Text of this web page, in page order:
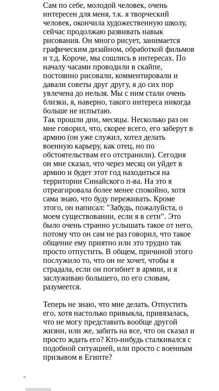
Сам по себе, молодой человек, очень
интересен для меня, т.к. я творческий
человек, окончила художественную школу,
сейчас продолжаю развивать навык
рисования. Он много рисует, занимается
графическим дизайном, обработкой фильмов
и т.д. Короче, мы сошлись в интересах. По
началу часами проводили в скайпе,
постоянно рисовали, комментировали и
давали советы друг другу, я до сих пор
увлечена до нельзя. Мы с ним стали очень
близки, я, наверно, такого интереса никогда
больше не испытаю.
Так прошли дни, месяцы. Несколько раз он
мне говорил, что, скорее всего, его заберут в
армию (он уже служил, хотел делать
военную карьеру, как отец, но по
обстоятельствам его отстранили). Сегодня
он мне сказал, что через месяц он уйдет в
армию и будет этот год находиться на
территории Синайского п-ва. На это я
отреагировала более менее спокойно, хотя
сама знаю, что буду переживать. Кроме
этого, он написал: "Забудь, пожалуйста, о
моем существовании, если я в сети". Это
было очень странно услышать такое от него,
потому что он сам не раз говорил, что такое
общение ему приятно или это трудно так
просто отпустить. В общем, причиной этого
послужило то, что он не хочет, чтобы я
страдала, если он погибнет в армии, и я
заслуживаю большего, по его словам,
разумеется.
Теперь не знаю, что мне делать. Отпустить
его, хотя настолько привыкла, привязалась,
что не могу представить вообще другой
жизни, или же, забить на все, что он сказал и
просто ждать его? Кто-нибудь сталкивался с
подобной ситуацией, или просто с военным
призывом в Египте?